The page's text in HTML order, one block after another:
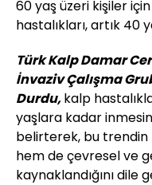
60 yaş üzeri kişiler
hastalıkları, artık 40
Türk Kalp Damar
İnvaziv Çalışma
Durdu,kalp
yaşlara kadar
belirterek, bu trendin
hem de çevresel ve
kaynaklandığını dile